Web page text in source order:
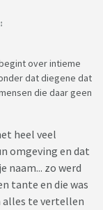
over intieme
dat diegene dat
die daar geen
heel veel
omgeving en dat
naam... zo werd
tante en die was
alles te vertellen